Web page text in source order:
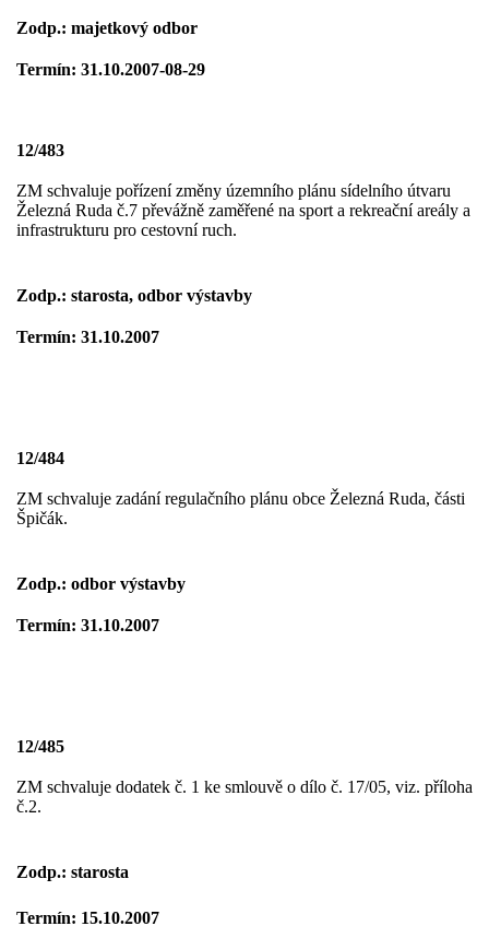
Zodp.: majetkový odbor
Termín: 31.10.2007-08-29
12/483
ZM schvaluje pořízení změny územního plánu sídelního útvaru
Železná Ruda č.7 převážně zaměřené na sport a rekreační areály a
infrastrukturu pro cestovní ruch.
Zodp.: starosta, odbor výstavby
Termín: 31.10.2007
12/484
ZM schvaluje zadání regulačního plánu obce Železná Ruda, části
Špičák.
Zodp.: odbor výstavby
Termín: 31.10.2007
12/485
ZM schvaluje dodatek č. 1 ke smlouvě o dílo č. 17/05, viz. příloha
č.2.
Zodp.: starosta
Termín: 15.10.2007